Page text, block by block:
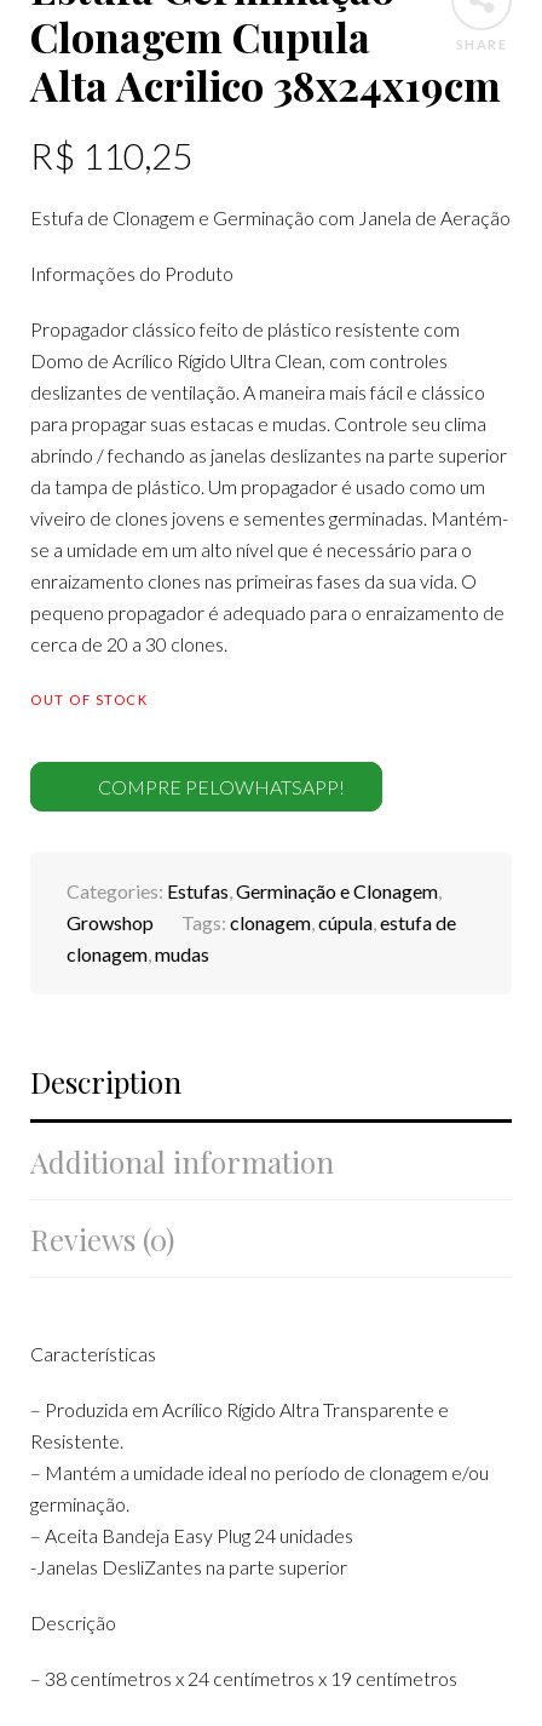
SHARE
Clonagem Cupula
Alta Acrilico 38x24x19cm
R$ 110,25
Estufa de Clonagem e Germinação com Janela de Aeração
Informações do Produto
Propagador clássico feito de plástico resistente com
Domo de Acrílico Rígido Ultra Clean, com controles
deslizantes de ventilação. A maneira mais fácil e clássico
para propagar suas estacas e mudas. Controle seu clima
abrindo / fechando as janelas deslizantes na parte superior
da tampa de plástico. Um propagador é usado como um
viveiro de clones jovens e sementes germinadas. Mantém-
se a umidade em um alto nível que é necessário para o
enraizamento clones nas primeiras fases da sua vida. O
pequeno propagador é adequado para o enraizamento de
cerca de 20 a 30 clones.
OUT OF STOCK
COMPRE PELOWHATSAPP!
Categories: Estufas,Germinação e Clonagem,
Growshop
Tags: clonagem,cúpula,estufa de
clonagem,mudas
Description
Additional information
Reviews (0)
Características
– Produzida em Acrílico Rígido Altra Transparente e
Resistente.
– Mantém a umidade ideal no período de clonagem e/ou
germinação.
– Aceita Bandeja Easy Plug 24 unidades
-Janelas DesliZantes na parte superior
Descrição
– 38 centímetros x 24 centímetros x 19 centímetros